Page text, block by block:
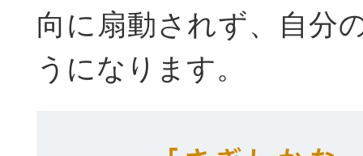
向に扇動されず、自分
うになります。